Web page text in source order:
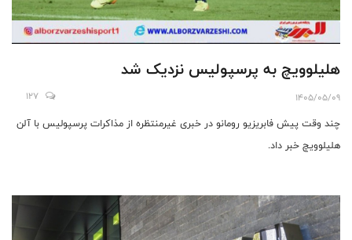
هلیلوویچ به پرسپولیس نزدیک شد
1405/05/09
127
چند وقت پیش فابریزیو رومانو در خبری غیرمنتظره از مذاکرات پرسپولیس با آلن
هلیلوویچ خبر داد.